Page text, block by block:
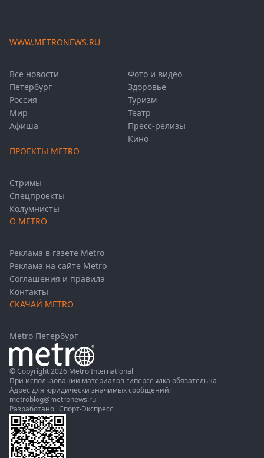
WWW.METRONEWS.RU
Все новости
Петербург
Россия
Мир
Афиша
Фото и видео
Здоровье
Туризм
Театр
Пресс-релизы
Кино
ПРОЕКТЫ METRO
Стримы
Спецпроекты
Колумнисты
О METRO
Реклама в газете Metro
Реклама на сайте Metro
Соглашения и правила
Контакты
СКАЧАЙ METRO
Metro Петербург
© Copyright 2026 Metro International
При использовании материалов гиперссылка обязательна
Адрес для юридически значимых сообщений:
metroblog@metronews.ru
Разработано "Спорт-Экспресс"